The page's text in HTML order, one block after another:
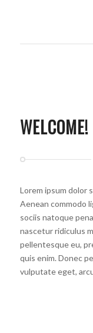
WELCOME!
Lorem ipsum dolor
Aenean commodo
sociis natoque
nascetur ridiculus
pellentesque eu,
quis enim. Donec
vulputate eget,